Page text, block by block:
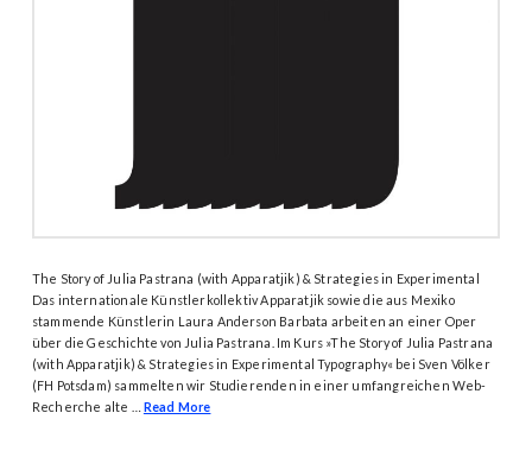
The Story of Julia Pastrana (with Apparatjik) & Strategies in Experimental
Das internationale Künstlerkollektiv Apparatjik sowie die aus Mexiko
stammende Künstlerin Laura Anderson Barbata arbeiten an einer Oper
über die Geschichte von Julia Pastrana. Im Kurs »The Story of Julia Pastrana
(with Apparatjik) & Strategies in Experimental Typography« bei Sven Völker
(FH Potsdam) sammelten wir Studierenden in einer umfangreichen Web-
Recherche alte … Read More